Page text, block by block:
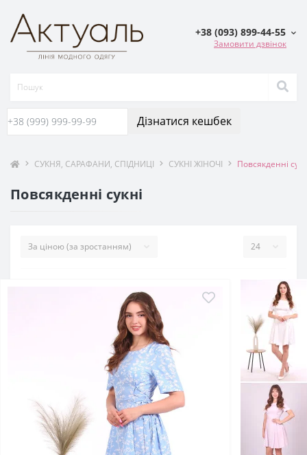
+38 (093) 899-44-55
Замовити дзвінок
Дізнатися кешбек
СУКНЯ, САРАФАНИ, СПIДНИЦI СУКНІ ЖІНОЧІ Повсякденні
Повсякденні сукні